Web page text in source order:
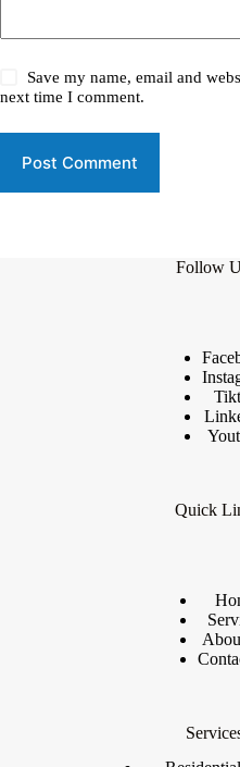
Save my name, email and
next time I comment.
Post Comment
Follow
Quick